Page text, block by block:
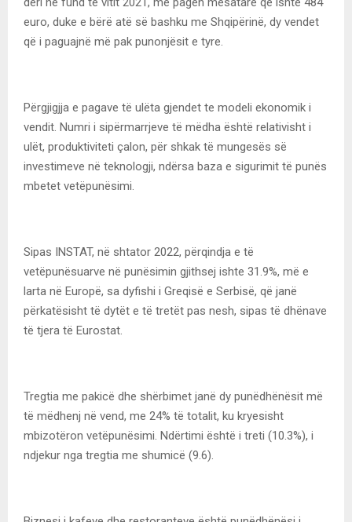
euro, duke e bërë atë së bashku me Shqipërinë, dy vendet
që i paguajnë më pak punonjësit e tyre.
Përgjigjja e pagave të ulëta gjendet te modeli ekonomik i
vendit. Numri i sipërmarrjeve të mëdha është relativisht i
ulët, produktiviteti çalon, për shkak të mungesës së
investimeve në teknologji, ndërsa baza e sigurimit të punës
mbetet vetëpunësimi.
Sipas INSTAT, në shtator 2022, përqindja e të
vetëpunësuarve në punësimin gjithsej ishte 31.9%, më e
larta në Europë, sa dyfishi i Greqisë e Serbisë, që janë
përkatësisht të dytët e të tretët pas nesh, sipas të dhënave
të tjera të Eurostat.
Tregtia me pakicë dhe shërbimet janë dy punëdhënësit më
të mëdhenj në vend, me 24% të totalit, ku kryesisht
mbizotëron vetëpunësimi. Ndërtimi është i treti (10.3%), i
ndjekur nga tregtia me shumicë (9.6).